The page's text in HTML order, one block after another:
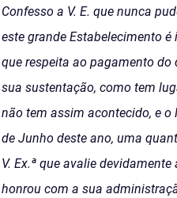
Confesso a V. E. que nunca
este grande Estabelecimento
que respeita ao pagamento
sua sustentação, como tem
não tem assim acontecido, e o
de Junho deste ano, uma
V. Ex.ª que avalie
honrou com a sua